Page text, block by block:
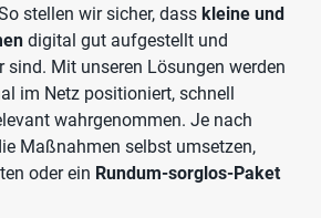
stellen wir sicher, dass kleine und
digital gut aufgestellt und
sind. Mit unseren Lösungen werden
im Netz positioniert, schnell
wahrgenommen. Je nach
Maßnahmen selbst umsetzen,
oder ein Rundum-sorglos-Paket